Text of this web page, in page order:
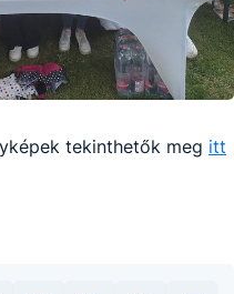
tekinthetők meg itt